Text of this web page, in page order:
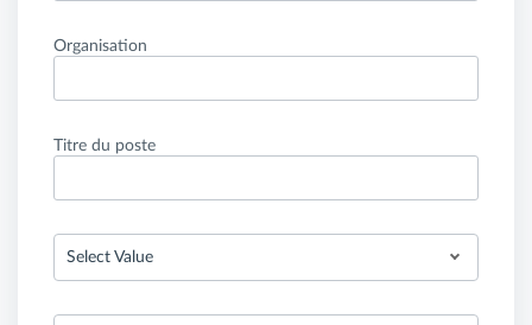
Organisation
Titre du poste
Select Value